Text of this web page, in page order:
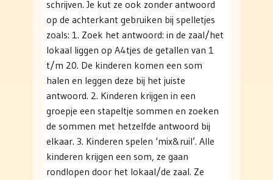
schrijven. Je kut ze ook zonder antwoord
op de achterkant gebruiken bij spelletjes
zoals: 1. Zoek het antwoord: in de zaal/het
lokaal liggen op A4tjes de getallen van 1
t/m 20. De kinderen komen een som
halen en leggen deze bij het juiste
antwoord. 2. Kinderen krijgen in een
groepje een stapeltje sommen en zoeken
de sommen met hetzelfde antwoord bij
elkaar. 3. Kinderen spelen ‘mix&ruil’. Alle
kinderen krijgen een som, ze gaan
rondlopen door het lokaal/de zaal. Ze